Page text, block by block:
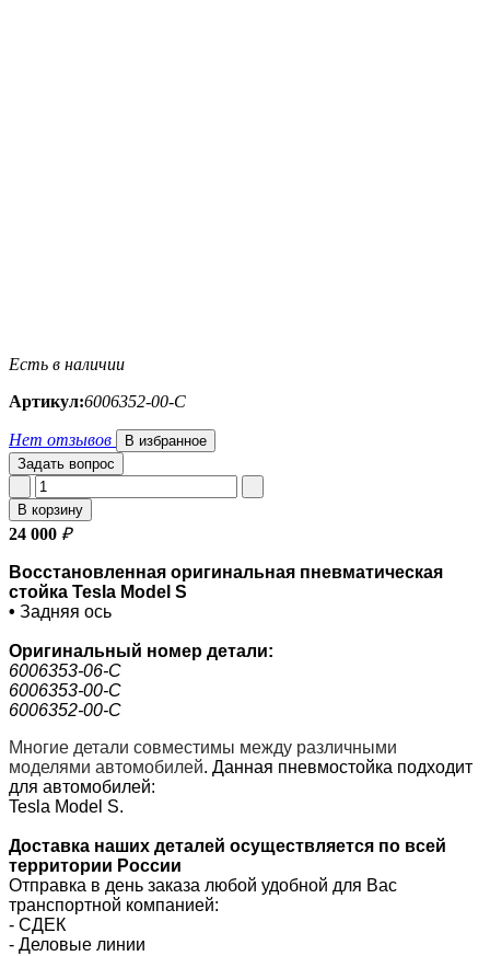
Есть в наличии
Артикул:6006352-00-С
Нет отзывов
В избранное
Задать вопрос
В корзину
24 000 ₽
Восстановленная оригинальная пневматическая
стойка Tesla Model S
• Задняя ось
Оригинальный номер детали:
6006353-06-С
6006353-00-С
6006352-00-С
Многие детали совместимы между различными
моделями автомобилей. Данная пневмостойка подходит
для автомобилей:
Tesla Model S.
Доставка наших деталей осуществляется по всей
территории России
Отправка в день заказа любой удобной для Вас
транспортной компанией:
- СДЕК
- Деловые линии